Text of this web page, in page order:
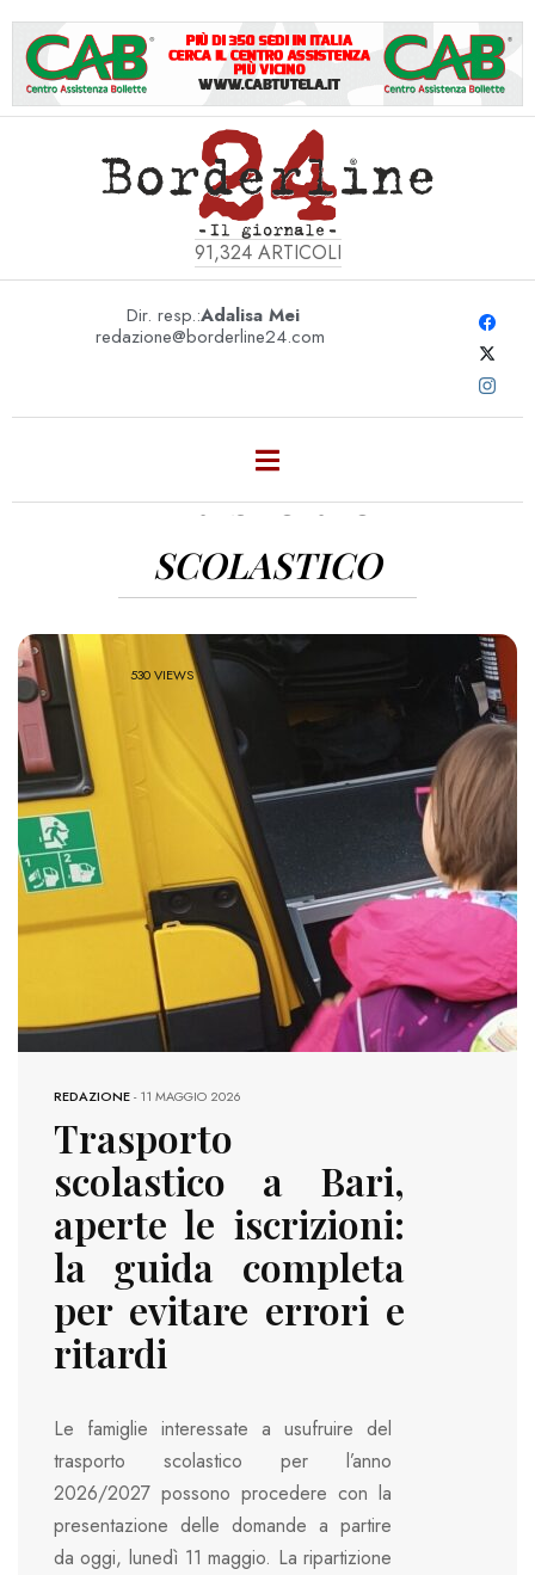
91,324ARTICOLI
Dir. resp.:Adalisa Mei
redazione@borderline24.com
TRASPORTO
SCOLASTICO
530 VIEWS
REDAZIONE-11 MAGGIO 2026
Trasporto
scolastico a Bari,
aperte le iscrizioni:
la guida completa
per evitare errori e
ritardi
Le famiglie interessate a usufruire del
trasporto scolastico per l’anno
2026/2027 possono procedere con la
presentazione delle domande a partire
da oggi, lunedì 11 maggio. La ripartizione